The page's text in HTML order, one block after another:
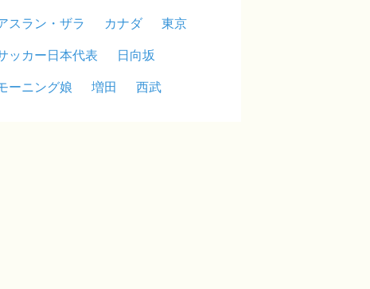
スラン・ザラ
カナダ
東京
ッカー日本代表
日向坂
ーニング娘
増田 西武